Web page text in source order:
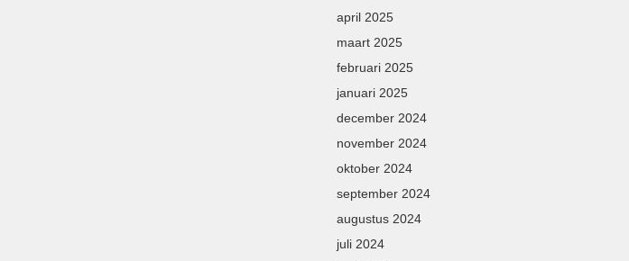
april 2025
maart 2025
februari 2025
januari 2025
december 2024
november 2024
oktober 2024
september 2024
augustus 2024
juli 2024